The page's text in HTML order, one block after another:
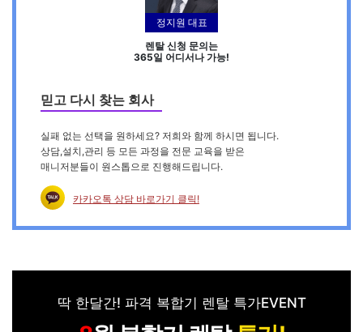
정지원 대표
렌탈 신청 문의는
365일 어디서나 가능!
믿고 다시 찾는 회사
실패 없는 선택을 원하세요? 저희와 함께 하시면 됩니다.
상담,설치,관리 등 모든 과정을 전문 교육을 받은
매니저분들이 원스톱으로 진행해드립니다.
카카오톡 상담 바로가기 클릭!
딱 한달간! 파격 복합기 렌탈 특가EVENT